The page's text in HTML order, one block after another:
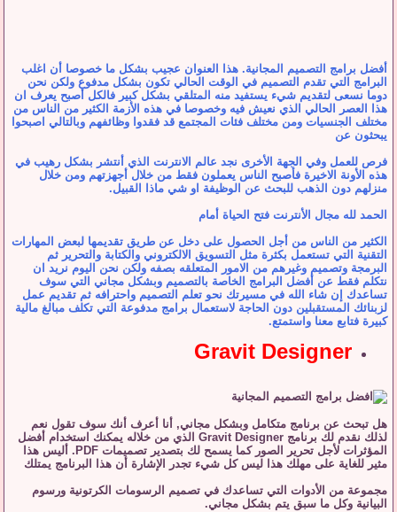
أفضل برامج التصميم المجانية. هذا العنوان عجيب بشكل ما خصوصا أن اغلب
البرامج التي تقدم التصميم في الوقت الحالي تكون بشكل مدفوع ولكن نحن
دوما نسعى لتقديم شيء يستفيد منه المتلقي بشكل كبير فالكل أصبح يعرف ان
هذا العصر الحالي الذي نعيش فيه وخصوصا في هذه الأزمة الكثير من الناس من
مختلف الجنسيات ومن مختلف فئات المجتمع قد فقدوا وظائفهم وبالتالي اصبحوا
يبحثون عن
فرص للعمل وفي الجهة الأخرى نجد عالم الانترنت الذي أنتشر بشكل رهيب في
هذه الأونة الاخيرة فأصبح الناس يعملون فقط من خلال أجهزتهم ومن خلال
منزلهم دون الذهب للبحث عن الوظيفة او شي ماذا القبيل.
الحمد لله مجال الأنترنت فتح الحياة أمام
الكثير من الناس من أجل الحصول على دخل عن طريق تقديمها لبعض المهارات
التقنية التي تستعمل بكثرة مثل التسويق الالكتروني والكتابة والتحرير ثم
البرمجة وتصميم وغيرهم من الامور المتعلقه بصفه ولكن نحن اليوم نريد ان
نتكلم فقط عن أفضل البرامج الخاصة بالتصميم وبشكل مجاني التي سوف
تساعدك إن شاء الله في مسيرتك نحو تعلم التصميم واحترافه ثم تقديم عمل
لزبنائك المستقبلين دون الحاجة لاستعمال برامج مدفوعة التي تكلف مبالغ مالية
كبيرة فتابع معنا واستمتع.
Gravit Designer
هل تبحث عن برنامج متكامل وبشكل مجاني, أنا أعرف أنك سوف تقول نعم
لذلك نقدم لك برنامج Gravit Designer الذي من خلاله يمكنك استخدام أفضل
المؤثرات لأجل تحرير الصور كما يسمح لك بتصدير تصميمات PDF. أليس هذا
مثير للغاية على مهلك هذا ليس كل شيء تجدر الإشارة أن هذا البرنامج يمتلك
مجموعة من الأدوات التي تساعدك في تصميم الرسومات الكرتونية ورسوم
البيانية وكل ما سبق يتم بشكل مجاني.